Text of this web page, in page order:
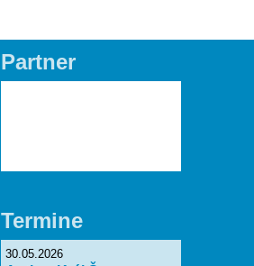
Partner
Termine
30.05.2026